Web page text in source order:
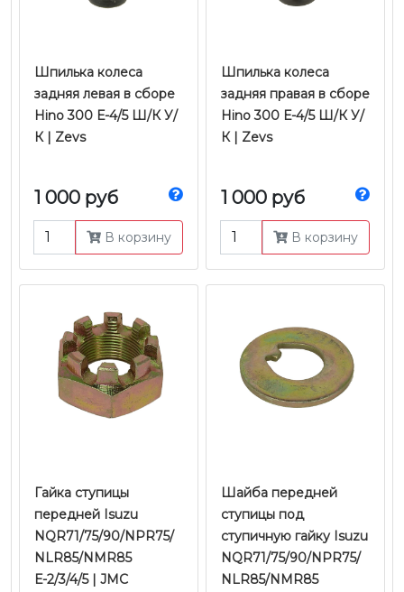
Шпилька колеса
задняя левая в сборе
Hino 300 Е-4/5 Ш/К У/
К | Zevs
1 000 руб
В корзину
Шпилька колеса
задняя правая в сборе
Hino 300 Е-4/5 Ш/К У/
К | Zevs
1 000 руб
В корзину
Гайка ступицы
передней Isuzu
NQR71/75/90/NPR75/
NLR85/NMR85
Е-2/3/4/5 | JMC
Шайба передней
ступицы под
ступичную гайку Isuzu
NQR71/75/90/NPR75/
NLR85/NMR85